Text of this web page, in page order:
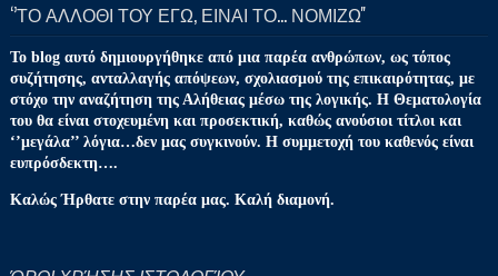
‘’ΤΟ ΑΛΛΟΘΙ ΤΟΥ ΕΓΩ, ΕΙΝΑΙ ΤΟ… ΝΟΜΙΖΩ''
Το blog αυτό δημιουργήθηκε από μια παρέα ανθρώπων, ως τόπος
συζήτησης, ανταλλαγής απόψεων, σχολιασμού της επικαιρότητας, με
στόχο την αναζήτηση της Αλήθειας μέσω της λογικής. Η Θεματολογία
του θα είναι στοχευμένη και προσεκτική, καθώς ανούσιοι τίτλοι και
‘’μεγάλα’’ λόγια…δεν μας συγκινούν. Η συμμετοχή του καθενός είναι
ευπρόσδεκτη….
Καλώς Ήρθατε στην παρέα μας. Καλή διαμονή.